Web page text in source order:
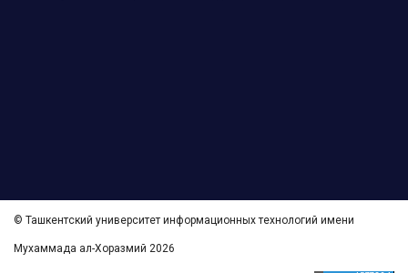
© Ташкентский университет информационных технологий имени
Мухаммада ал-Хоразмий 2026